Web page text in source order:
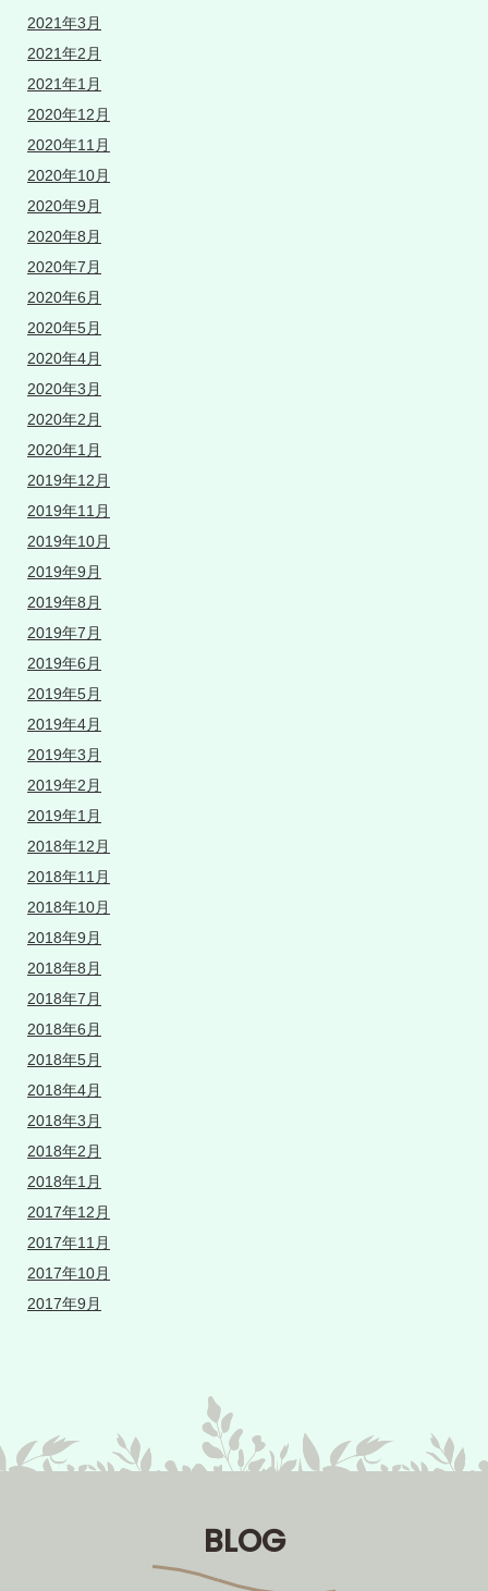
2021年3月
2021年2月
2021年1月
2020年12月
2020年11月
2020年10月
2020年9月
2020年8月
2020年7月
2020年6月
2020年5月
2020年4月
2020年3月
2020年2月
2020年1月
2019年12月
2019年11月
2019年10月
2019年9月
2019年8月
2019年7月
2019年6月
2019年5月
2019年4月
2019年3月
2019年2月
2019年1月
2018年12月
2018年11月
2018年10月
2018年9月
2018年8月
2018年7月
2018年6月
2018年5月
2018年4月
2018年3月
2018年2月
2018年1月
2017年12月
2017年11月
2017年10月
2017年9月
BLOG